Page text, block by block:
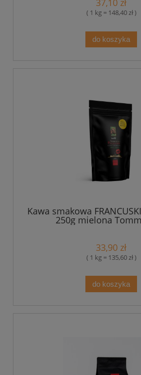
37,10 zł
( 1 kg = 148,40 zł )
do koszyka
Kawa smakowa
250g mielona
33,90 zł
( 1 kg = 135,60 zł )
do koszyka